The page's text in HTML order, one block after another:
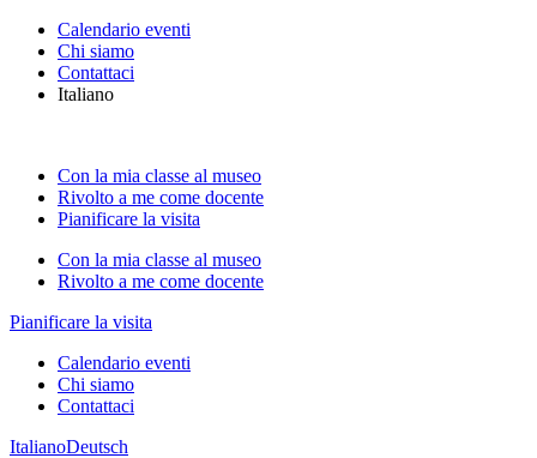
Calendario eventi
Chi siamo
Contattaci
Italiano
Con la mia classe al museo
Rivolto a me come docente
Pianificare la visita
Con la mia classe al museo
Rivolto a me come docente
Pianificare la visita
Calendario eventi
Chi siamo
Contattaci
ItalianoDeutsch